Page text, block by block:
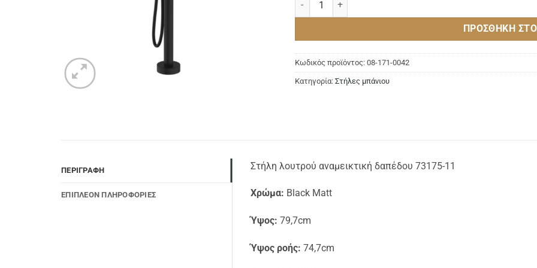
ΠΡΟΣΘΉΚΗ ΣΤΟ
Κωδικός προϊόντος: 08-171-0042
Κατηγορία: Στήλες μπάνιου
ΠΕΡΙΓΡΑΦΉ
ΕΠΙΠΛΈΟΝ ΠΛΗΡΟΦΟΡΊΕΣ
Στήλη λουτρού αναμεικτική δαπέδου 73175-11
Χρώμα: Black Matt
Ύψος: 79,7cm
Ύψος ροής: 74,7cm